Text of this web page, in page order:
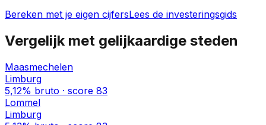
Bereken met je eigen cijfersLees de investeringsgids
Vergelijk met gelijkaardige steden
Maasmechelen
Limburg
5,12% bruto · score 83
Lommel
Limburg